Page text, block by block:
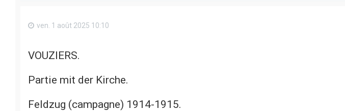
ven. 1 août 2025 10:10
VOUZIERS.
Partie mit der Kirche.
Feldzug (campagne) 1914-1915.